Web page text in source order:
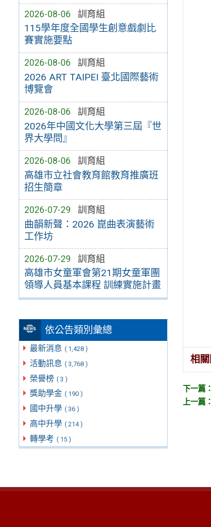
2026-08-06 訓育組
115學年度全國學生創意戲劇比
賽實施要點
2026-08-06 訓育組
2026 ART TAIPEI 臺北國際藝術
博覽會
2026-08-06 訓育組
2026年中國文化大學第三屆『世
界大學問』
2026-08-06 訓育組
高雄市立社會教育館教育推廣班
招生簡章
2026-07-29 訓育組
曲韻新聲：2026 崑曲表演藝術
工作坊
2026-07-29 訓育組
高雄市女童軍會第21期女童軍團
領導人員基本課程 訓練實施計畫
依公告類別彙總
最新消息 ( 1,428 )
活動訊息 ( 3,768 )
榮譽榜 ( 3 )
獎助學金 ( 190 )
國中升學 ( 36 )
高中升學 ( 214 )
轉學考 ( 15 )
相